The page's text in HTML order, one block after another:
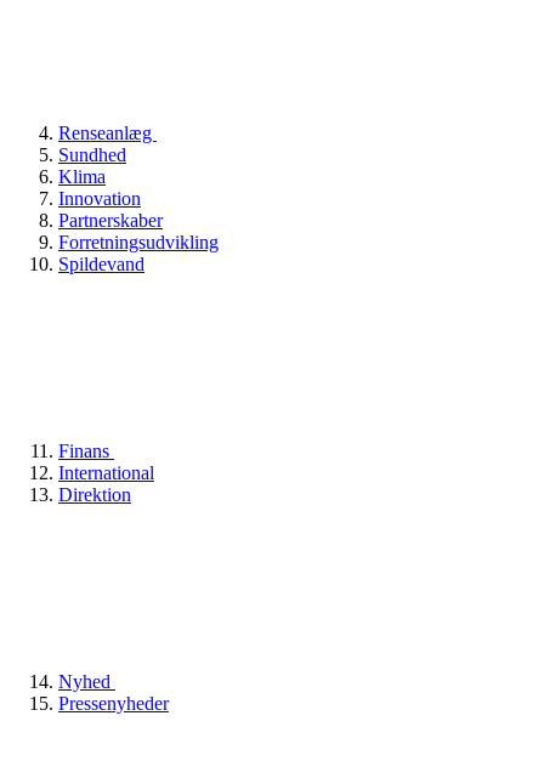
Renseanlæg
Sundhed
Klima
Innovation
Partnerskaber
Forretningsudvikling
Spildevand
Finans
International
Direktion
Nyhed
Pressenyheder